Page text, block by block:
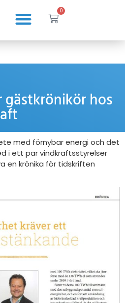
0
gästkrönikör hos
med förnybar energi och det
i ett par vindkraftsstyrelser
en krönika för tidskriften